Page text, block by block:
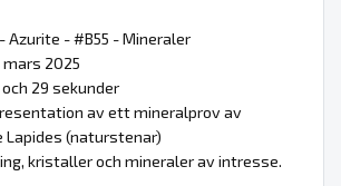
Azurite - #B55 - Mineraler
mars 2025
29 sekunder
av ett mineralprov av
Lapides (naturstenar)
kristaller och mineraler av intresse.